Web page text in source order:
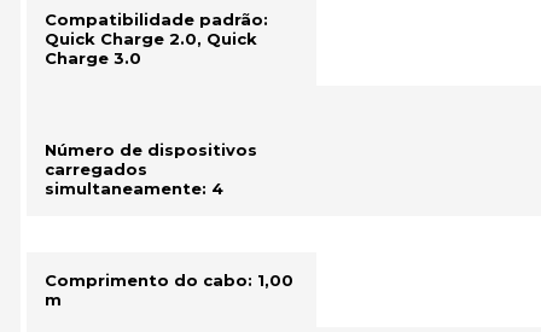
Compatibilidade padrão:
Quick Charge 2.0, Quick
Charge 3.0
Número de dispositivos
carregados
simultaneamente: 4
Comprimento do cabo: 1,00
m